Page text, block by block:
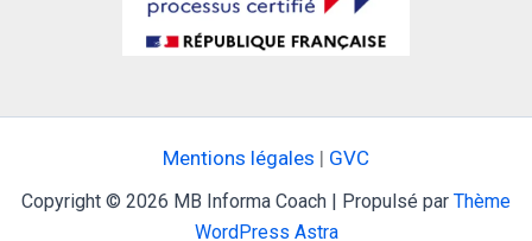
Mentions légales | GVC
Copyright © 2026 MB Informa Coach | Propulsé par Thème
WordPress Astra